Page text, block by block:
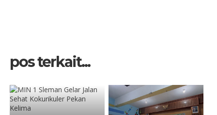
pos terkait...